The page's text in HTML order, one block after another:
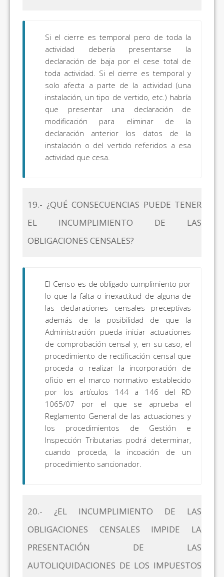
Si el cierre es temporal pero de toda la
actividad debería presentarse la
declaración de baja por el cese total de
toda actividad. Si el cierre es temporal y
solo afecta a parte de la actividad (una
instalación, un tipo de vertido, etc.) habría
que presentar una declaración de
modificación para eliminar de la
declaración anterior los datos de la
instalación o del vertido referidos a esa
actividad que cesa.
19.- ¿QUÉ CONSECUENCIAS PUEDE TENER
EL INCUMPLIMIENTO DE LAS
OBLIGACIONES CENSALES?
El Censo es de obligado cumplimiento por
lo que la falta o inexactitud de alguna de
las declaraciones censales preceptivas
además de la posibilidad de que la
Administración pueda iniciar actuaciones
de comprobación censal y, en su caso, el
procedimiento de rectificación censal que
proceda o realizar la incorporación de
oficio en el marco normativo establecido
por los artículos 144 a 146 del RD
1065/07 por el que se aprueba el
Reglamento General de las actuaciones y
los procedimientos de Gestión e
Inspección Tributarias podrá determinar,
cuando proceda, la incoación de un
procedimiento sancionador.
20.- ¿EL INCUMPLIMIENTO DE LAS
OBLIGACIONES CENSALES IMPIDE LA
PRESENTACIÓN DE LAS
AUTOLIQUIDACIONES DE LOS IMPUESTOS